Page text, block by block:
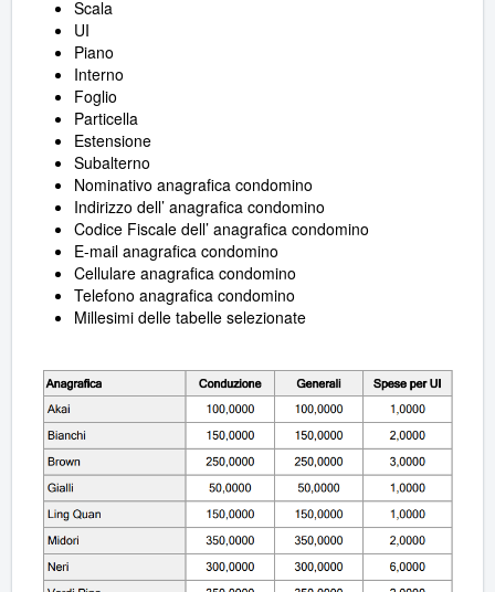
Scala
UI
Piano
Interno
Foglio
Particella
Estensione
Subalterno
Nominativo anagrafica condomino
Indirizzo dell’ anagrafica condomino
Codice Fiscale dell’ anagrafica condomino
E-mail anagrafica condomino
Cellulare anagrafica condomino
Telefono anagrafica condomino
Millesimi delle tabelle selezionate